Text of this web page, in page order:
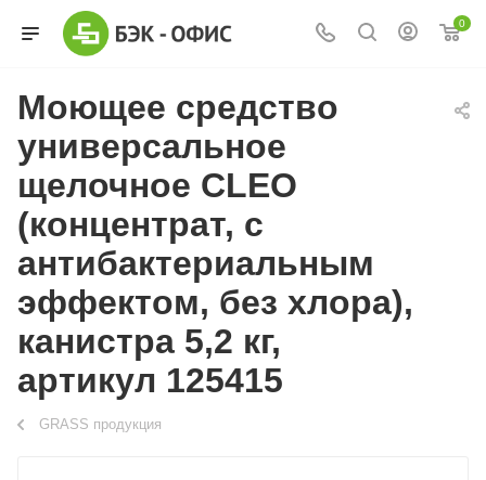
0
Моющее средство
универсальное
щелочное CLEO
(концентрат, с
антибактериальным
эффектом, без хлора),
канистра 5,2 кг,
артикул 125415
GRASS продукция